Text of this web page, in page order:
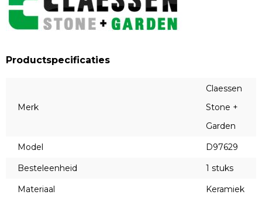
Productspecificaties
Merk
Claessen
Stone +
Garden
Model
D97629
Besteleenheid
1 stuks
Materiaal
Keramiek